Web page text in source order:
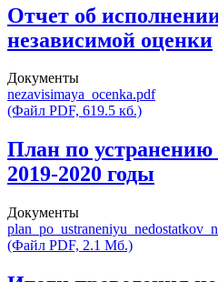
Отчет об
независимой оценки
Документы
nezavisimaya_ocenka.pdf
(Файл PDF, 619.5 кб.)
План по устранению
2019-2020 годы
Документы
(Файл PDF, 2.1 Мб.)